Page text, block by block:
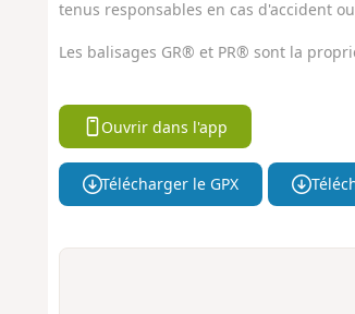
tenus responsables en cas d'accident
Les balisages GR® et PR® sont la
Ouvrir dans l'app
Télécharger le GPX